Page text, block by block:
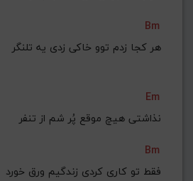
Bm
هر کجا زدم توو خاکی زدی یه تلنگر
Em
نذاشتی هیچ موقع پُر شم از تنفر
Bm
فقط تو کاری کردی زندگیم ورق خورد